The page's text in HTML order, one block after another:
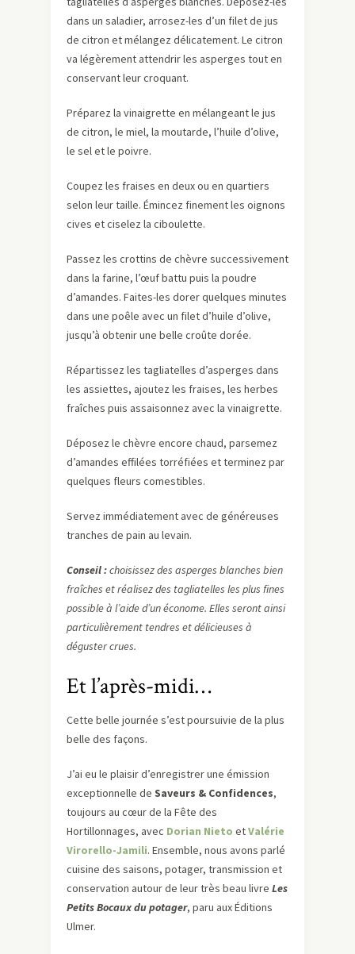
dans un saladier, arrosez-les d’un filet de jus
de citron et mélangez délicatement. Le citron
va légèrement attendrir les asperges tout en
conservant leur croquant.
Préparez la vinaigrette en mélangeant le jus
de citron, le miel, la moutarde, l’huile d’olive,
le sel et le poivre.
Coupez les fraises en deux ou en quartiers
selon leur taille. Émincez finement les oignons
cives et ciselez la ciboulette.
Passez les crottins de chèvre successivement
dans la farine, l’œuf battu puis la poudre
d’amandes. Faites-les dorer quelques minutes
dans une poêle avec un filet d’huile d’olive,
jusqu’à obtenir une belle croûte dorée.
Répartissez les tagliatelles d’asperges dans
les assiettes, ajoutez les fraises, les herbes
fraîches puis assaisonnez avec la vinaigrette.
Déposez le chèvre encore chaud, parsemez
d’amandes effilées torréfiées et terminez par
quelques fleurs comestibles.
Servez immédiatement avec de généreuses
tranches de pain au levain.
Conseil :choisissez des asperges blanches bien
fraîches et réalisez des tagliatelles les plus fines
possible à l’aide d’un économe. Elles seront ainsi
particulièrement tendres et délicieuses à
déguster crues.
Et l’après-midi…
Cette belle journée s’est poursuivie de la plus
belle des façons.
J’ai eu le plaisir d’enregistrer une émission
exceptionnelle de Saveurs & Confidences,
toujours au cœur de la Fête des
Hortillonnages, avec Dorian Nieto etValérie
Virorello-Jamili. Ensemble, nous avons parlé
cuisine des saisons, potager, transmission et
conservation autour de leur très beau livre Les
Petits Bocaux du potager, paru aux Éditions
Ulmer.